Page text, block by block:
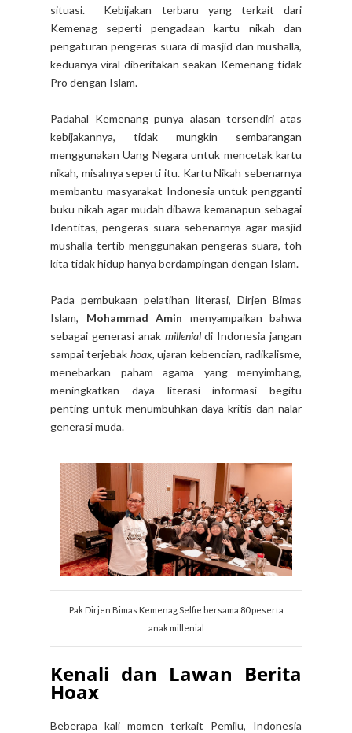
situasi. Kebijakan terbaru yang terkait dari
Kemenag seperti pengadaan kartu nikah dan
pengaturan pengeras suara di masjid dan mushalla,
keduanya viral diberitakan seakan Kemenang tidak
Pro dengan Islam.
Padahal Kemenang punya alasan tersendiri atas
kebijakannya, tidak mungkin sembarangan
menggunakan Uang Negara untuk mencetak kartu
nikah, misalnya seperti itu. Kartu Nikah sebenarnya
membantu masyarakat Indonesia untuk pengganti
buku nikah agar mudah dibawa kemanapun sebagai
Identitas, pengeras suara sebenarnya agar masjid
mushalla tertib menggunakan pengeras suara, toh
kita tidak hidup hanya berdampingan dengan Islam.
Pada pembukaan pelatihan literasi, Dirjen Bimas
Islam, Mohammad Amin menyampaikan bahwa
sebagai generasi anak millenialdi Indonesia jangan
sampai terjebak hoax, ujaran kebencian, radikalisme,
menebarkan paham agama yang menyimbang,
meningkatkan daya literasi informasi begitu
penting untuk menumbuhkan daya kritis dan nalar
generasi muda.
Pak Dirjen Bimas Kemenag Selfie bersama 80 peserta
anak millenial
Kenali dan Lawan Berita
Hoax
Beberapa kali momen terkait Pemilu, Indonesia